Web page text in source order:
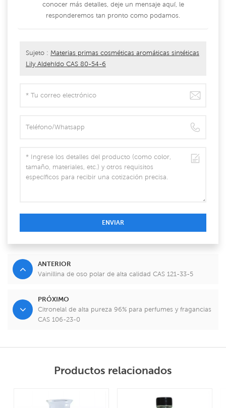
conocer más detalles, deje un mensaje aquí, le
responderemos tan pronto como podamos.
Sujeto : Materias primas cosméticas aromáticas sintéticas
Lily Aldehído CAS 80-54-6
ENVIAR
ANTERIOR
Vainillina de oso polar de alta calidad CAS 121-33-5
PRÓXIMO
Citronelal de alta pureza 96% para perfumes y fragancias
CAS 106-23-0
Productos relacionados